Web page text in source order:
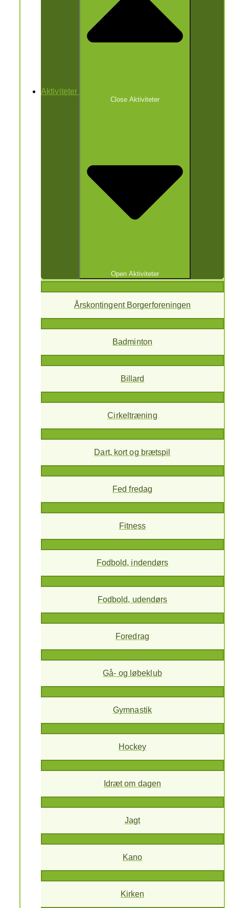
Aktiviteter
Close Aktiviteter
Open Aktiviteter
Årskontingent Borgerforeningen
Badminton
Billard
Cirkeltræning
Dart, kort og brætspil
Fed fredag
Fitness
Fodbold, indendørs
Fodbold, udendørs
Foredrag
Gå- og løbeklub
Gymnastik
Hockey
Idræt om dagen
Jagt
Kano
Kirken